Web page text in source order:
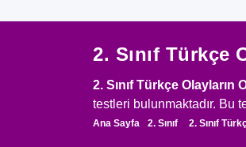
2. Sınıf Türkçe
2. Sınıf Türkçe Olayların
testleri bulunmaktadır. Bu
Ana Sayfa 2. Sınıf 2. Sınıf